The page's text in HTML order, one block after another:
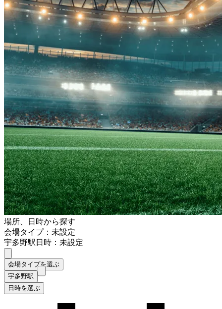
場所、日時から探す
会場タイプ：未設定
宇多野駅日時：未設定
会場タイプを選ぶ
宇多野駅
日時を選ぶ